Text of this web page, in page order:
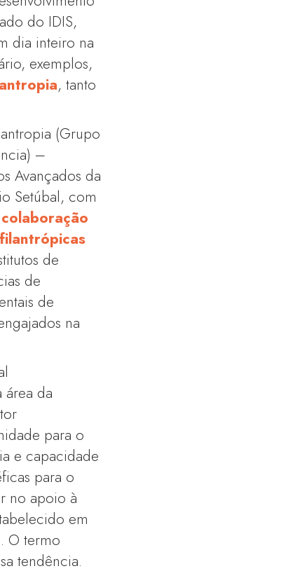
do IDIS,
dia inteiro na
exemplos,
, tanto
(Grupo
–
Avançados da
Setúbal, com
colaboração
de
de
de
na
da
para o
e capacidade
para o
no apoio à
em
O termo
tendência.